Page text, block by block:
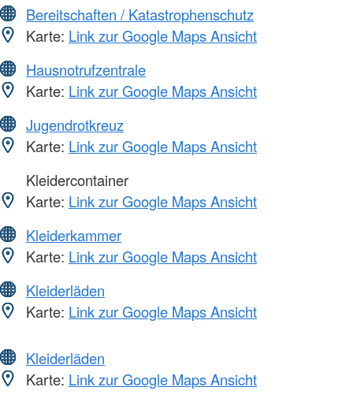
Bereitschaften / Katastrophenschutz
Karte: Link zur Google Maps Ansicht
Hausnotrufzentrale
Karte: Link zur Google Maps Ansicht
Jugendrotkreuz
Karte: Link zur Google Maps Ansicht
Kleidercontainer
Karte: Link zur Google Maps Ansicht
Kleiderkammer
Karte: Link zur Google Maps Ansicht
Kleiderläden
Karte: Link zur Google Maps Ansicht
Kleiderläden
Karte: Link zur Google Maps Ansicht